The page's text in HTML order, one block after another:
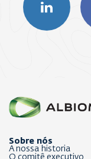
Sobre nós
A nossa historia